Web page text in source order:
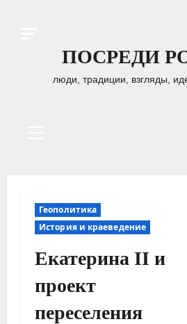
ПОСРЕДИ
люди, традиции, взгляды,
Геополитика
История и краеведение
Екатерина II и
проект
переселения